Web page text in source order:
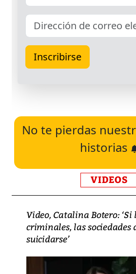
No te pierdas
historias
VIDEOS
Video, Catalina Botero:
criminales, las sociedades
suicidarse’